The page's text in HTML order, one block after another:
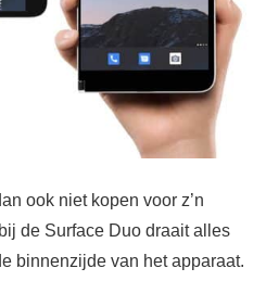
ook niet kopen voor z’n
de Surface Duo draait alles
binnenzijde van het apparaat.